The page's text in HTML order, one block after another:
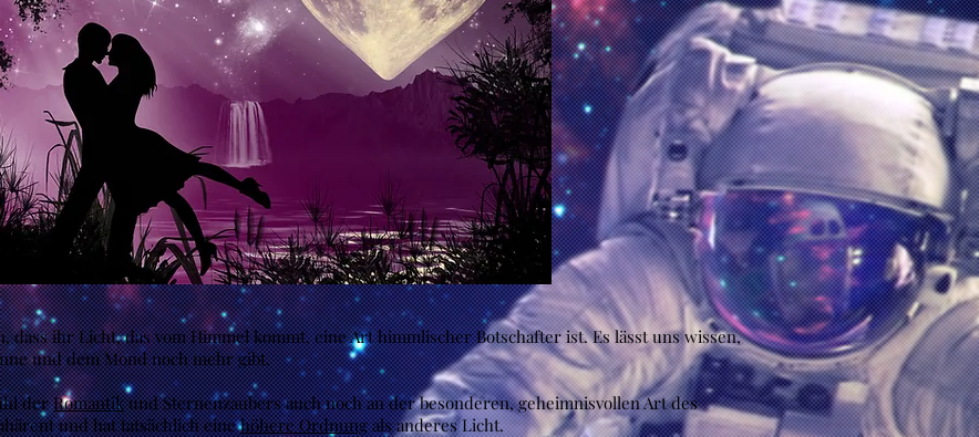
dass ihr Licht, das vom Himmel kommt, eine Art himmlischer Botschafter ist. Es lässt uns wissen,
und dem Mond noch mehr gibt.
derRomantikund Sternenzaubers auch noch an der besonderen, geheimnisvollen Art des
und hat tatsächlich einehöhere Ordnungals anderes Licht.